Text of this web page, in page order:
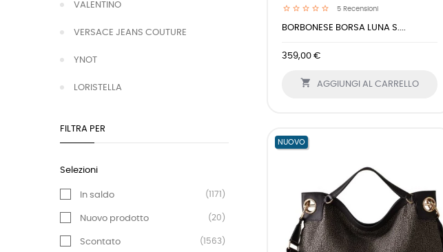
VALENTINO
VERSACE JEANS COUTURE
YNOT
LORISTELLA
FILTRA PER
Selezioni
In saldo (1171)
Nuovo prodotto (20)
Scontato (1563)
5 Recensioni
BORBONESE BORSA LUNA S....
359,00 €
 AGGIUNGI AL CARRELLO
NUOVO